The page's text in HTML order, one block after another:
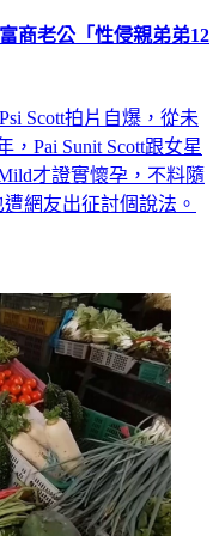
商老公「性侵親弟弟12
Scott拍片自爆，從未
，Pai Sunit Scott跟女星
才證實懷孕，不料隨
網友出征討個說法。